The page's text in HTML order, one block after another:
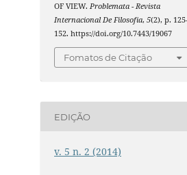
OF VIEW.Problemata - Revista
Internacional De Filosofia,5(2), p.
152. https://doi.org/10.7443/19067
Fomatos de Citação
EDIÇÃO
v. 5 n. 2 (2014)